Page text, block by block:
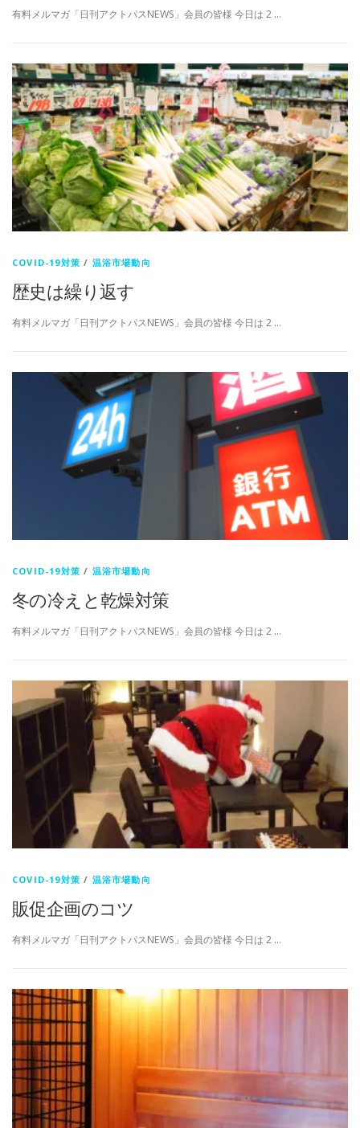
有料メルマガ「日刊アクトパスNEWS」会員の皆様 今日は 2 …
COVID-19対策 / 温浴市場動向
歴史は繰り返す
有料メルマガ「日刊アクトパスNEWS」会員の皆様 今日は 2 …
COVID-19対策 / 温浴市場動向
冬の冷えと乾燥対策
有料メルマガ「日刊アクトパスNEWS」会員の皆様 今日は 2 …
COVID-19対策 / 温浴市場動向
販促企画のコツ
有料メルマガ「日刊アクトパスNEWS」会員の皆様 今日は 2 …